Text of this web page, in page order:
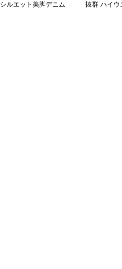
シルエット美脚デニム
抜群 ハイウ